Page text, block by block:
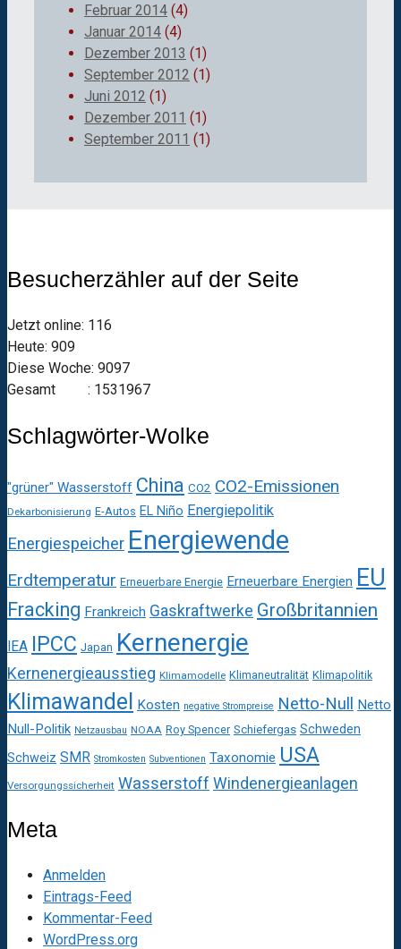
Februar 2014 (4)
Januar 2014 (4)
Dezember 2013 (1)
September 2012 (1)
Juni 2012 (1)
Dezember 2011 (1)
September 2011 (1)
Besucherzähler auf der Seite
Jetzt online: 116
Heute: 909
Diese Woche: 9097
Gesamt : 1531967
Schlagwörter-Wolke
"grüner" Wasserstoff China CO2 CO2-Emissionen
Dekarbonisierung E-Autos EL Niño Energiepolitik
Energiespeicher Energiewende
Erdtemperatur Erneuerbare Energie Erneuerbare Energien EU
Fracking Frankreich Gaskraftwerke Großbritannien
IEA IPCC Japan Kernenergie
Kernenergieausstieg Klimamodelle Klimaneutralität Klimapolitik
Klimawandel Kosten negative Strompreise Netto-Null Netto
Null-Politik Netzausbau NOAA Roy Spencer Schiefergas Schweden
Schweiz SMR Stromkosten Subventionen Taxonomie USA
Versorgungssicherheit Wasserstoff Windenergieanlagen
Meta
Anmelden
Eintrags-Feed
Kommentar-Feed
WordPress.org